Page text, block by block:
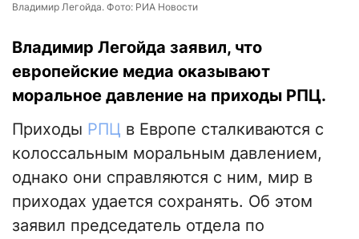
Владимир Легойда. Фото: РИА Новости
Владимир Легойда заявил, что
европейские медиа оказывают
моральное давление на приходы РПЦ.
Приходы РПЦ в Европе сталкиваются с
колоссальным моральным давлением,
однако они справляются с ним, мир в
приходах удается сохранять. Об этом
заявил председатель отдела по